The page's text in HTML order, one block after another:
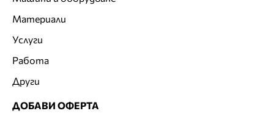
Материали
Услуги
Работа
Други
ДОБАВИ ОФЕРТА